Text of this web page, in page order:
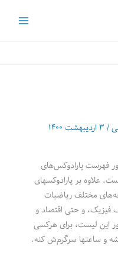
/ ۳ اردیبهشت ۱۴۰۰
فهرست پارادوکس‌های
علاوه بر پارادوکسهای
مختلف ریاضیات
فیزیک، و حتی اقتصاد و
این لیست، برای هرکسی
و ساعتها سرگرم‌ش کنه.